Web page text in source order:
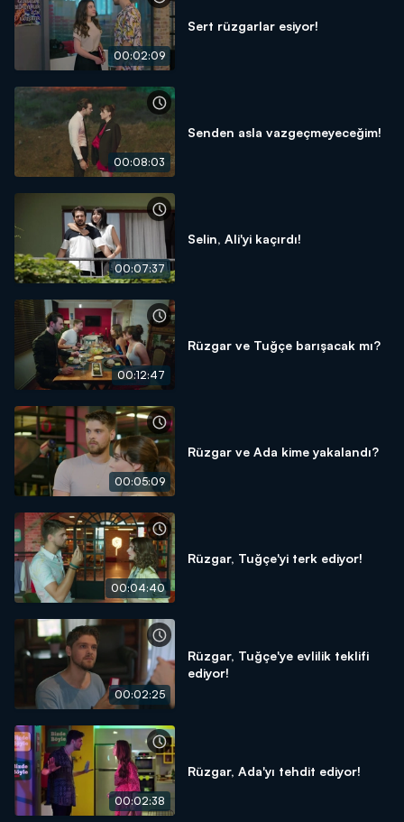
00:02:09
Sert rüzgarlar esiyor!
00:08:03
Senden asla vazgeçmeyeceğim!
00:07:37
Selin, Ali'yi kaçırdı!
00:12:47
Rüzgar ve Tuğçe barışacak mı?
00:05:09
Rüzgar ve Ada kime yakalandı?
00:04:40
Rüzgar, Tuğçe'yi terk ediyor!
00:02:25
Rüzgar, Tuğçe'ye evlilik teklifi
ediyor!
00:02:38
Rüzgar, Ada'yı tehdit ediyor!